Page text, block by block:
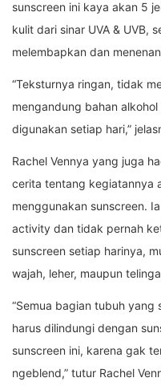
sunscreen ini kaya akan 5
kulit dari sinar UVA & UVB,
melembapkan dan
“Teksturnya ringan, tidak
mengandung bahan
digunakan setiap hari,”
Rachel Vennya yang juga
cerita tentang kegiatannya
menggunakan sunscreen.
activity dan tidak pernah
sunscreen setiap harinya,
wajah, leher, maupun
“Semua bagian tubuh
harus dilindungi dengan
sunscreen ini, karena gak
ngeblend,” tutur Rachel